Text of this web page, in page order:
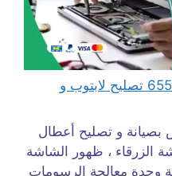
مهندس كمبيوتر الزور 65511033 تصليح لابتوب و
بصيانة و تصليح أعطال
الزرقاء ، ظهور الشاشة
وحدة معالجة الرسومات